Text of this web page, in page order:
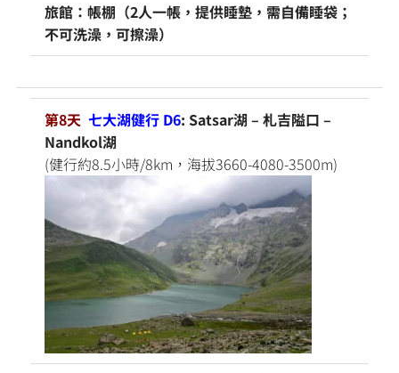
旅館：帳棚（2人一帳，提供睡墊，需自備睡袋；
不可洗澡，可擦澡）
第8天 七大湖健行 D6: Satsar湖 – 札吉隘口 –
Nandkol湖
(健行約8.5小時/8km，海拔3660-4080-3500m)